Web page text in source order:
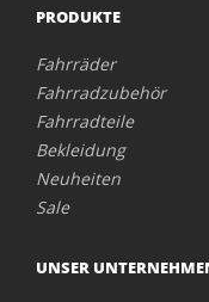
PRODUKTE
Fahrräder
Fahrradzubehör
Fahrradteile
Bekleidung
Neuheiten
Sale
UNSER